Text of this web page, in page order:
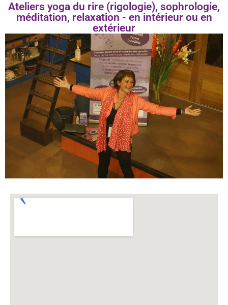
Ateliers yoga du rire (rigologie), sophrologie,
méditation, relaxation - en intérieur ou en
extérieur